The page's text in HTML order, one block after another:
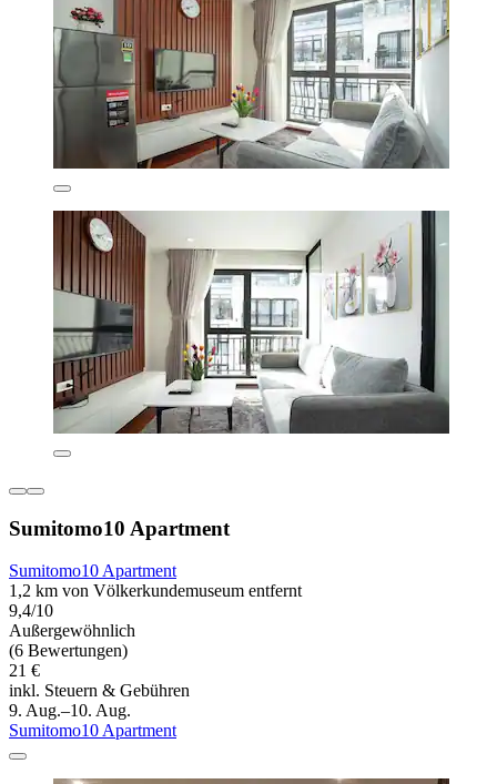
Sumitomo10 Apartment
Sumitomo10 Apartment
1,2 km von Völkerkundemuseum entfernt
9,4/10
Außergewöhnlich
(6 Bewertungen)
21 €
inkl. Steuern & Gebühren
9. Aug.–10. Aug.
Sumitomo10 Apartment